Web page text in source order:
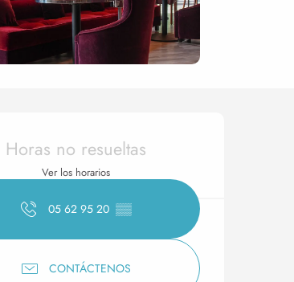
y datos de
Horas no resueltas
Ver los horarios
05 62 95 20 ▒▒
CONTÁCTENOS